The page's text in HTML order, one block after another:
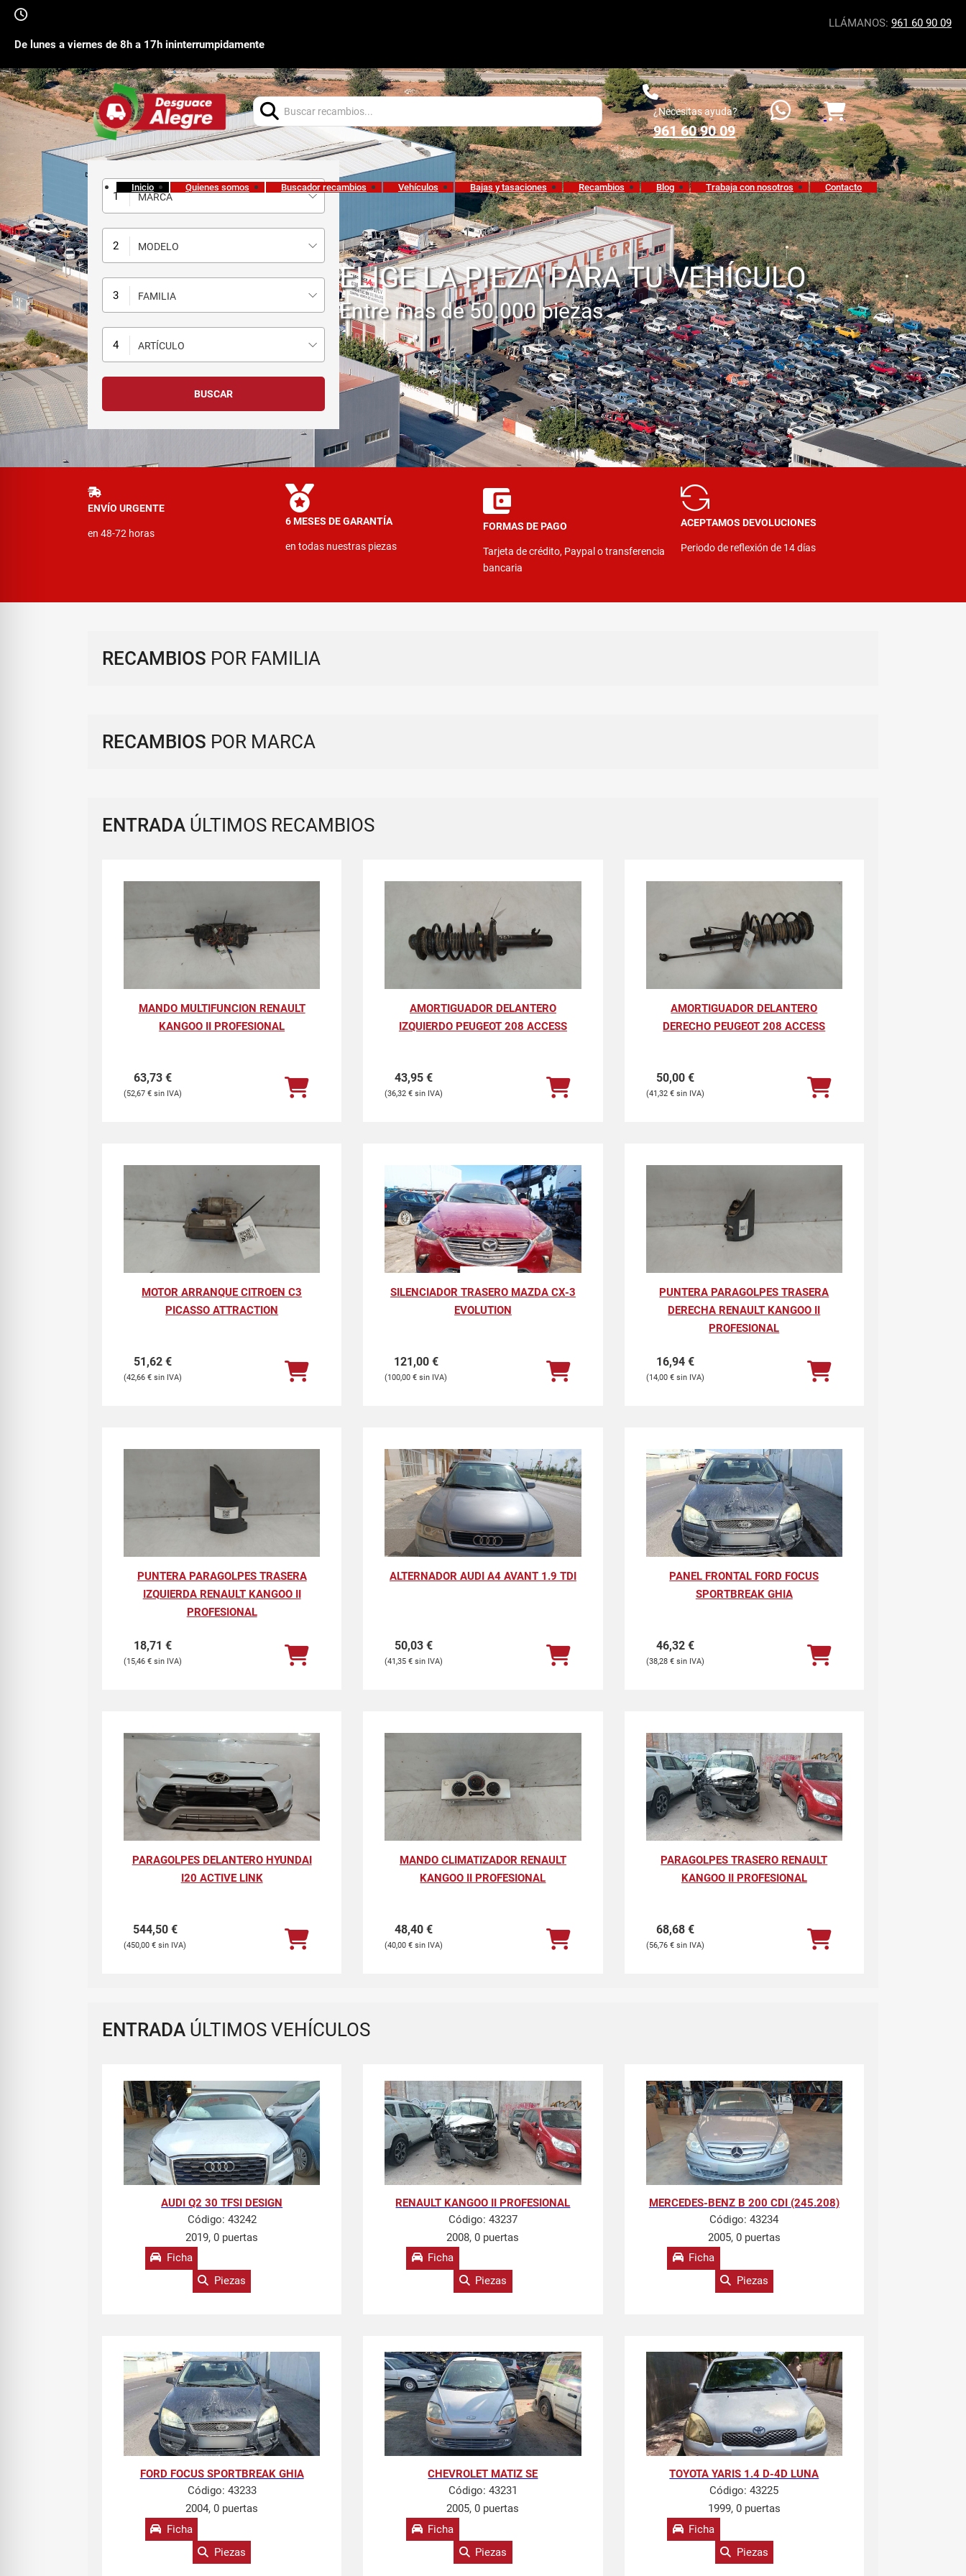
De lunes a viernes de 8h a 17h ininterrumpidamente
LLÁMANOS: 961 60 90 09
Buscar:
¿Necesitas ayuda?
961 60 90 09
Inicio Quienes somos Buscador recambios Vehículos Bajas y tasaciones Recambios Blog Trabaja con nosotros Contacto
MARCA
MODELO
FAMILIA
ARTÍCULO
ELIGE LA PIEZA PARA TU VEHÍCULO
Entre mas de 50.000 piezas
ENVÍO URGENTE
en 48-72 horas
6 MESES DE GARANTÍA
en todas nuestras piezas
FORMAS DE PAGO
Tarjeta de crédito, Paypal o transferencia
bancaria
ACEPTAMOS DEVOLUCIONES
Periodo de reflexión de 14 días
RECAMBIOS POR FAMILIA
RECAMBIOS POR MARCA
ENTRADA ÚLTIMOS RECAMBIOS
MANDO MULTIFUNCION RENAULT
KANGOO II PROFESIONAL
63,73 €
52,67 €
AMORTIGUADOR DELANTERO
IZQUIERDO PEUGEOT 208 ACCESS
43,95€
36,32€
AMORTIGUADOR DELANTERO
DERECHO PEUGEOT 208 ACCESS
50,00 €
41,32 €
MOTOR ARRANQUE CITROEN C3
PICASSO ATTRACTION
51,62 €
42,66 €
SILENCIADOR TRASERO MAZDA CX-3
EVOLUTION
121,00 €
100,00€
PUNTERA PARAGOLPES TRASERA
DERECHA RENAULT KANGOO II
PROFESIONAL
16,94 €
14,00 €
PUNTERA PARAGOLPES TRASERA
IZQUIERDA RENAULT KANGOO II
PROFESIONAL
18,71 €
15,46 €
ALTERNADOR AUDI A4 AVANT 1.9 TDI
50,03€
41,35€
PANEL FRONTAL FORD FOCUS
SPORTBREAK GHIA
46,32 €
38,28 €
PARAGOLPES DELANTERO HYUNDAI
I20 ACTIVE LINK
544,50 €
450,00 €
MANDO CLIMATIZADOR RENAULT
KANGOO II PROFESIONAL
48,40€
40,00€
PARAGOLPES TRASERO RENAULT
KANGOO II PROFESIONAL
68,68 €
56,76 €
ENTRADA ÚLTIMOS VEHÍCULOS
AUDI Q2 30 TFSI DESIGN
Código: 43242
2019, 0 puertas
Ficha
Piezas
RENAULT KANGOO II PROFESIONAL
Código: 43237
2008, 0 puertas
Ficha
Piezas
MERCEDES-BENZ B 200 CDI (245.208)
Código:43234
2005, 0 puertas
Ficha
Piezas
FORD FOCUS SPORTBREAK GHIA
Código: 43233
2004, 0 puertas
Ficha
Piezas
CHEVROLET MATIZ SE
Código: 43231
2005, 0 puertas
Ficha
Piezas
TOYOTA YARIS 1.4 D-4D LUNA
Código:43225
1999, 0 puertas
Ficha
Piezas